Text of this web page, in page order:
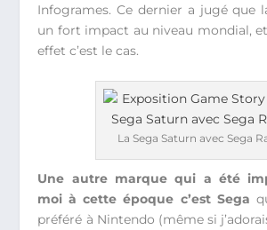
Infogrames. Ce dernier a jugé que
un fort impact au niveau mondial, et
effet c’est le cas.
La Sega Saturn avec Sega
Une autre marque qui a été
moi à cette époque c’est Sega
préféré à Nintendo (même si